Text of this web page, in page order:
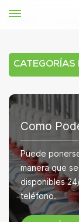
CATEGORÍAS
Como
Puede
manera que
disponibles
teléfono.